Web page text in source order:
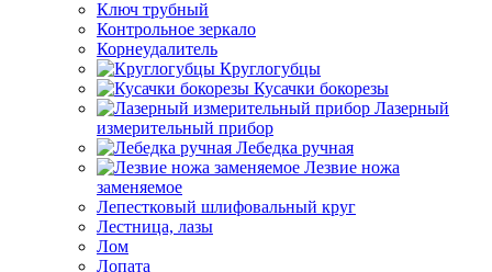
Ключ трубный
Контрольное зеркало
Корнеудалитель
Круглогубцы
Кусачки бокорезы
Лазерный
измерительный прибор
Лебедка ручная
Лезвие ножа
заменяемое
Лепестковый шлифовальный круг
Лестница, лазы
Лом
Лопата